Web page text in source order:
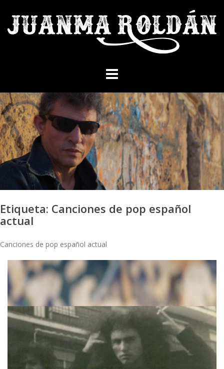
content
Etiqueta: Canciones de pop español
actual
Canciones de pop español actual